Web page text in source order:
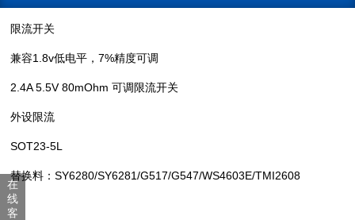
限流开关
兼容1.8v低电平，7%精度可调
2.4A 5.5V 80mOhm 可调限流开关
外设限流
SOT23-5L
替换料：SY6280/SY6281/G517/G547/WS4603E/TMI2608
在
线
客